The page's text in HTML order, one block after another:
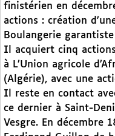
finistérien en
actions : création
Boulangerie
Il acquiert cinq
à L’Union agricole
(Algérie), avec une
Il reste en contact
ce dernier à Saint-
Vesgre. En décembre